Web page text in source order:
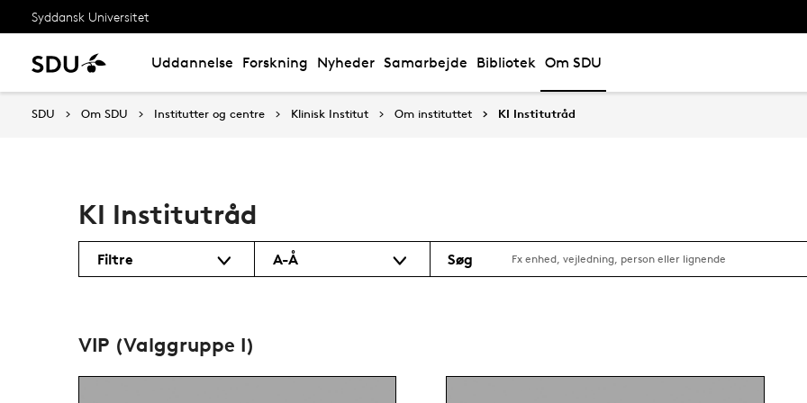
Syddansk Universitet
Uddannelse Forskning Nyheder Samarbejde Bibliotek Om SDU
SDU Om SDU Institutter og centre Klinisk Institut Om instituttet KI Institutråd
KI Institutråd
Filtre A-Å Søg
VIP (Valggruppe I)